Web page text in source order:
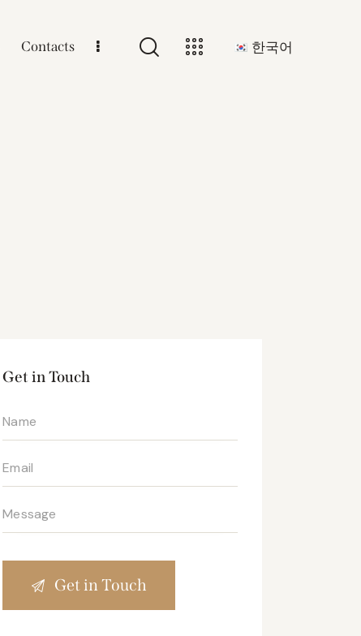
Contacts 한국어
Get in Touch